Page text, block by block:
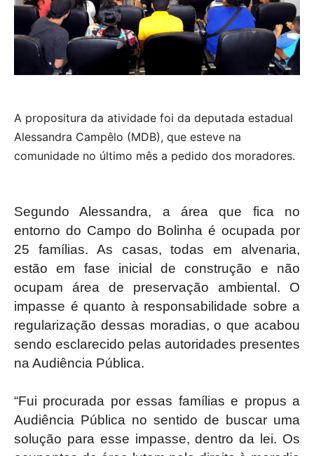
A propositura da atividade foi da deputada estadual
Alessandra Campêlo (MDB), que esteve na
comunidade no último mês a pedido dos moradores.
Segundo Alessandra, a área que fica no
entorno do Campo do Bolinha é ocupada por
25 famílias. As casas, todas em alvenaria,
estão em fase inicial de construção e não
ocupam área de preservação ambiental. O
impasse é quanto à responsabilidade sobre a
regularização dessas moradias, o que acabou
sendo esclarecido pelas autoridades presentes
na Audiência Pública.
“Fui procurada por essas famílias e propus a
Audiência Pública no sentido de buscar uma
solução para esse impasse, dentro da lei. Os